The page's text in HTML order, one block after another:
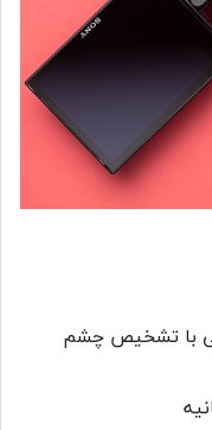
با تشخیص چشم